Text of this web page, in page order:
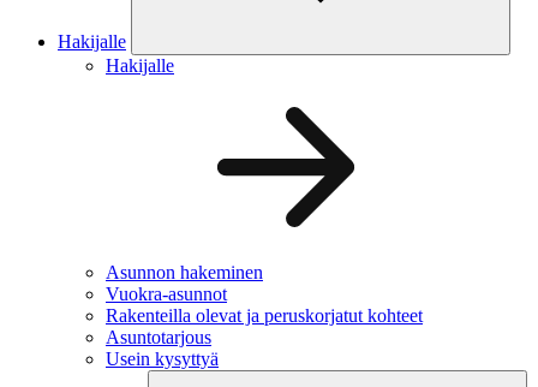
Hakijalle
Hakijalle
Asunnon hakeminen
Vuokra-asunnot
Rakenteilla olevat ja peruskorjatut kohteet
Asuntotarjous
Usein kysyttyä